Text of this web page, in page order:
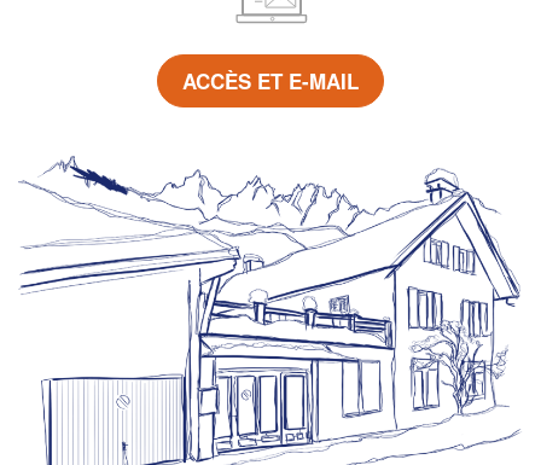
ACCÈS ET E-MAIL